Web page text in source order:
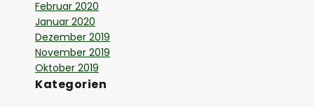
Februar 2020
Januar 2020
Dezember 2019
November 2019
Oktober 2019
Kategorien